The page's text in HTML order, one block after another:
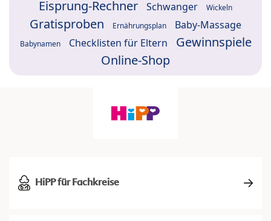
Eisprung-Rechner Schwanger Wickeln
Gratisproben Ernährungsplan Baby-Massage
Babynamen Checklisten für Eltern
Gewinnspiele
Online-Shop
HiPP für Fachkreise